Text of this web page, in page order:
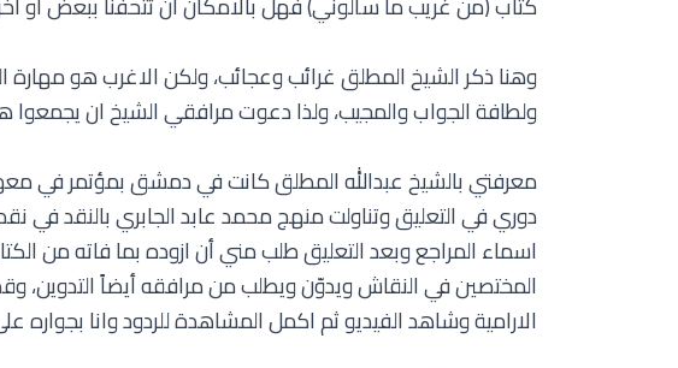
وهنا ذكر الشيخ المطلق غرائب وعجائب، ولكن الاغرب هو
ولطافة الجواب والمجيب، ولذا دعوت مرافقي الشيخ ان يجمعوا
معرفتي بالشيخ عبدالله المطلق كانت في دمشق بمؤتمر في
دوري في التعليق وتناولت منهج محمد عابد الجابري بالنقد في
اسماء المراجع وبعد التعليق طلب مني أن ازوده بما فاته من
المختصين في النقاش ويدوّن ويطلب من مرافقه أيضاً التدوين،
الارامية وشاهد الفيديو ثم اكمل المشاهدة للردود وانا بجواره